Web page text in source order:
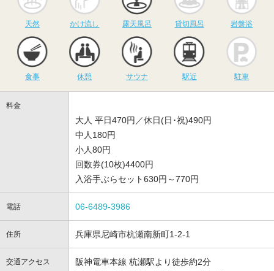
天然 かけ流し 露天風呂 貸切風呂 岩盤浴
食事 休憩
サウナ
サウナ 駅近 駐車
料金
大人 平日470円／休日(日･祝)490円
中人180円
小人80円
回数券(10枚)4400円
入浴手ぶらセット630円～770円
電話 06-6489-3986
住所 兵庫県尼崎市杭瀬南新町1-2-1
交通アクセス
阪神電車本線 杭瀬駅より徒歩約2分